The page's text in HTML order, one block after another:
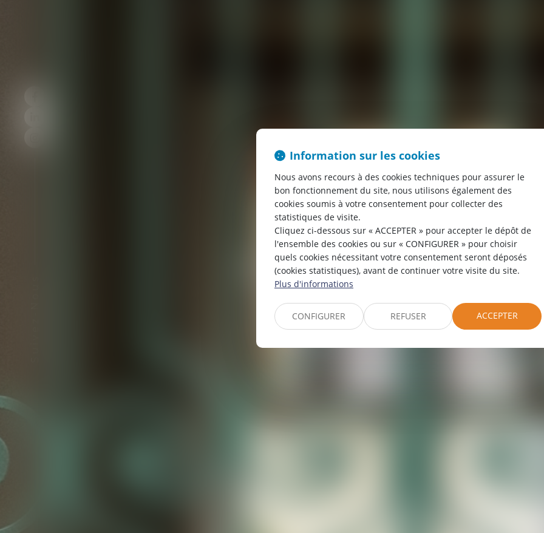
RDV EN LIGNE
CABINET DE
Information sur les cookies
Nous avons recours à des cookies techniques pour assurer le
bon fonctionnement du site, nous utilisons également des
cookies soumis à votre consentement pour collecter des
statistiques de visite.
Cliquez ci-dessous sur « ACCEPTER » pour accepter le dépôt de
l'ensemble des cookies ou sur « CONFIGURER » pour choisir
quels cookies nécessitant votre consentement seront déposés
(cookies statistiques), avant de continuer votre visite du site.
Plus d'informations
CONFIGURER REFUSER ACCEPTER